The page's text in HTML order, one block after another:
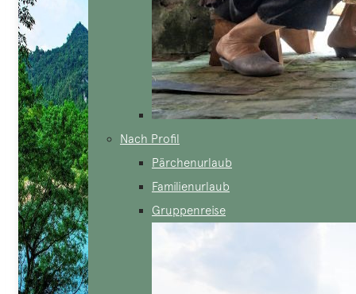
Nach Profil
Pärchenurlaub
Familienurlaub
Gruppenreise